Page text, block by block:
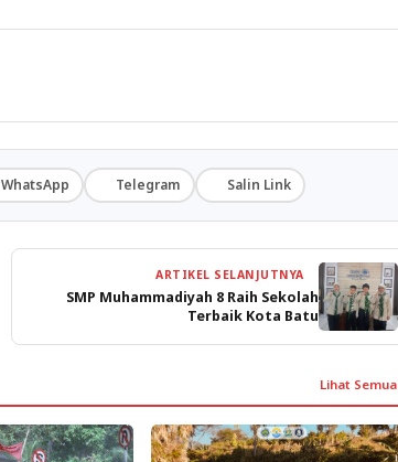
WhatsApp Telegram Salin Link
ARTIKEL SELANJUTNYA
SMP Muhammadiyah 8 Raih Sekolah
Terbaik Kota Batu
Lihat Semua